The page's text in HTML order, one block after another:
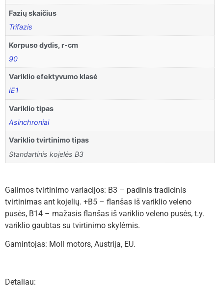
Fazių skaičius
Trifazis
Korpuso dydis, r-cm
90
Variklio efektyvumo klasė
IE1
Variklio tipas
Asinchroniai
Variklio tvirtinimo tipas
Standartinis kojelės B3
Galimos tvirtinimo variacijos: B3 – padinis tradicinis
tvirtinimas ant kojelių. +B5 – flanšas iš variklio veleno
pusės, B14 – mažasis flanšas iš variklio veleno pusės, t.y.
variklio gaubtas su tvirtinimo skylėmis.
Gamintojas: Moll motors, Austrija, EU.
Detaliau: